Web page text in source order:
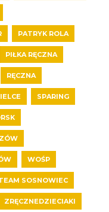
PATRYK ROLA
PIŁKA RĘCZNA
RĘCZNA
SPARING
WOŚP
SOSNOWIEC
ZRĘCZNEDZIECIAKI